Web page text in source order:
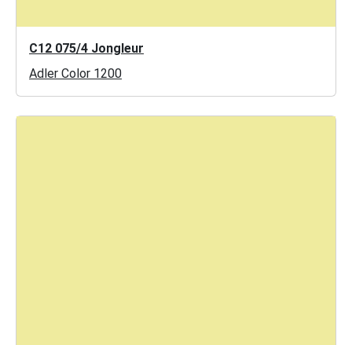
C12 075/4 Jongleur
Adler Color 1200